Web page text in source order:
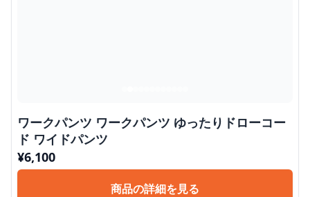
ワークパンツ ワークパンツ ゆったりドローコー
ド ワイドパンツ
¥6,100
商品の詳細を見る